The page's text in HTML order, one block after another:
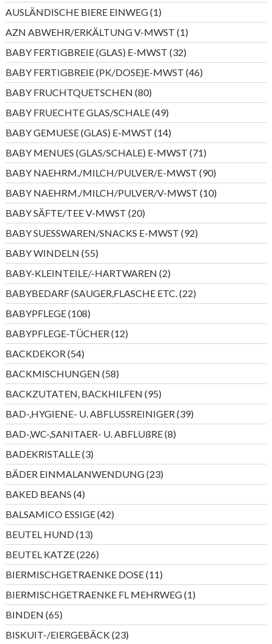
Produkte
AUSLÄNDISCHE BIERE EINWEG 11
Produkt
AZN ABWEHR/ERKÄLTUNG V-MWST 11
Produkt
BABY FERTIGBREIE (GLAS) E-MWST 3232
Produkte
BABY FERTIGBREIE (PK/DOSE)E-MWST 4646
Produkte
BABY FRUCHTQUETSCHEN 8080
Produkte
BABY FRUECHTE GLAS/SCHALE 4949
Produkte
BABY GEMUESE (GLAS) E-MWST 1414
Produkte
BABY MENUES (GLAS/SCHALE) E-MWST 7171
Produkte
BABY NAEHRM./MILCH/PULVER/E-MWST 9090
Produkte
BABY NAEHRM./MILCH/PULVER/V-MWST 1010
Produkte
BABY SÄFTE/TEE V-MWST 2020
Produkte
BABY SUESSWAREN/SNACKS E-MWST 9292
Produkte
BABY WINDELN 5555
Produkte
BABY-KLEINTEILE/-HARTWAREN 22
Produkte
BABYBEDARF (SAUGER,FLASCHE ETC. 2222
Produkte
BABYPFLEGE 108108
Produkte
BABYPFLEGE-TÜCHER 1212
Produkte
BACKDEKOR 5454
Produkte
BACKMISCHUNGEN 5858
Produkte
BACKZUTATEN, BACKHILFEN 9595
Produkte
BAD-,HYGIENE- U. ABFLUSSREINIGER 3939
Produkte
BAD-,WC-,SANITAER- U. ABFLUßRE 88
Produkte
BADEKRISTALLE 33
Produkte
BÄDER EINMALANWENDUNG 2323
Produkte
BAKED BEANS 44
Produkte
BALSAMICO ESSIGE 4242
Produkte
BEUTEL HUND 1313
Produkte
BEUTEL KATZE 226226
Produkte
BIERMISCHGETRAENKE DOSE 1111
Produkte
BIERMISCHGETRAENKE FL MEHRWEG 11
Produkt
BINDEN 6565
Produkte
BISKUIT-/EIERGEBÄCK 2323